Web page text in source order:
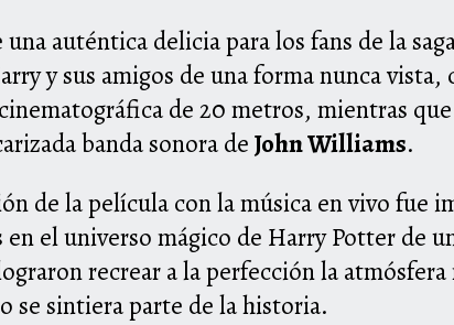
auténtica delicia para los fans de la
y sus amigos de una forma nunca
de 20 metros, mientras
banda sonora deJohn Williams.
de la película con la música en vivo fue
en el universo mágico de Harry Potter de
recrear a la perfección la
se sintiera parte de la historia.